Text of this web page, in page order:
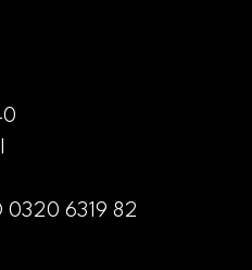
0320 6319 82